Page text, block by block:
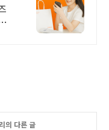
의 다른 글